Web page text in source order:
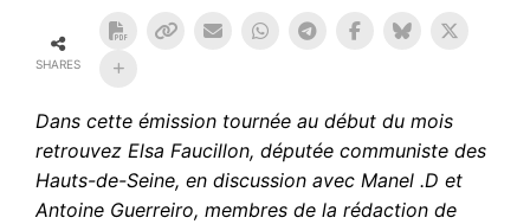
SHARES
Dans cette émission tournée au début du mois
retrouvez Elsa Faucillon, députée communiste des
Hauts-de-Seine, en discussion avec Manel .D et
Antoine Guerreiro, membres de la rédaction de